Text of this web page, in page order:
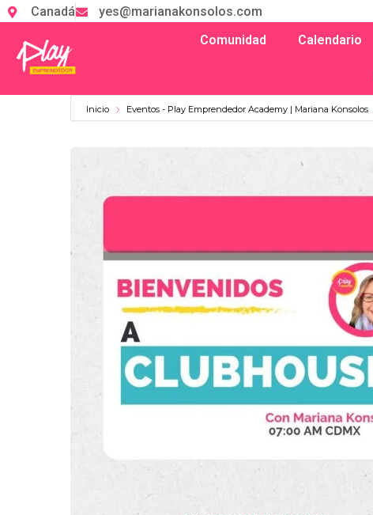
Canadá
yes@marianakonsolos.com
Comunidad
Calendario
Inicio Eventos - Play Emprendedor Academy | Mariana Konsolos